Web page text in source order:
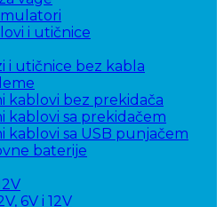
i utičnice
i utičnice bez kabla
kablovi bez prekidača
kablovi sa prekidačem
kablovi sa USB punjačem
baterije
6V i 12V